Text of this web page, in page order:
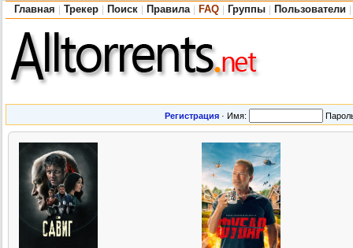
Главная Трекер Поиск Правила FAQ Группы Пользователи
Регистрация · Имя: